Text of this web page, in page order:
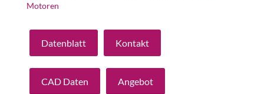
Motoren
Datenblatt Kontakt
CAD Daten Angebot